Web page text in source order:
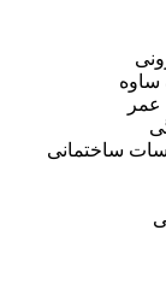
ساوه
ساختمانی